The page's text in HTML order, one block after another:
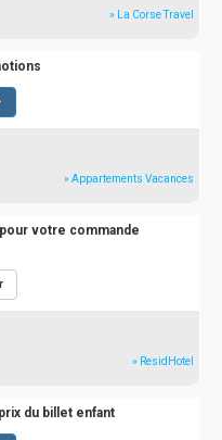
» La Corse Travel
» Appartements Vacances
votre commande
» ResidHotel
du billet enfant